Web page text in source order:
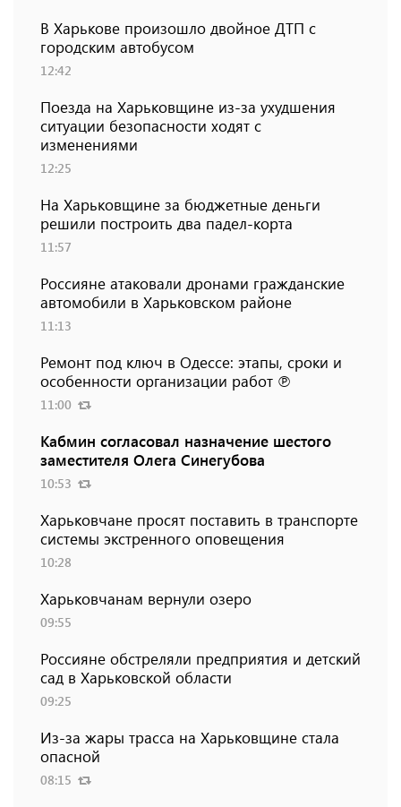
В Харькове произошло двойное ДТП с
городским автобусом
12:42
Поезда на Харьковщине из-за ухудшения
ситуации безопасности ходят с
изменениями
12:25
На Харьковщине за бюджетные деньги
решили построить два падел-корта
11:57
Россияне атаковали дронами гражданские
автомобили в Харьковском районе
11:13
Ремонт под ключ в Одессе: этапы, сроки и
особенности организации работ ℗
11:00
Кабмин согласовал назначение шестого
заместителя Олега Синегубова
10:53
Харьковчане просят поставить в транспорте
системы экстренного оповещения
10:28
Харьковчанам вернули озеро
09:55
Россияне обстреляли предприятия и детский
сад в Харьковской области
09:25
Из-за жары трасса на Харьковщине стала
опасной
08:15